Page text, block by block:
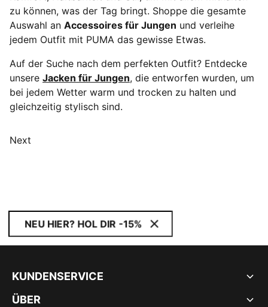
zu können, was der Tag bringt. Shoppe die gesamte
Auswahl an Accessoires für Jungen und verleihe
jedem Outfit mit PUMA das gewisse Etwas.
Auf der Suche nach dem perfekten Outfit? Entdecke
unsere Jacken für Jungen, die entworfen wurden, um
bei jedem Wetter warm und trocken zu halten und
gleichzeitig stylisch sind.
Next
NEU HIER? HOL DIR -15%
KUNDENSERVICE
ÜBER